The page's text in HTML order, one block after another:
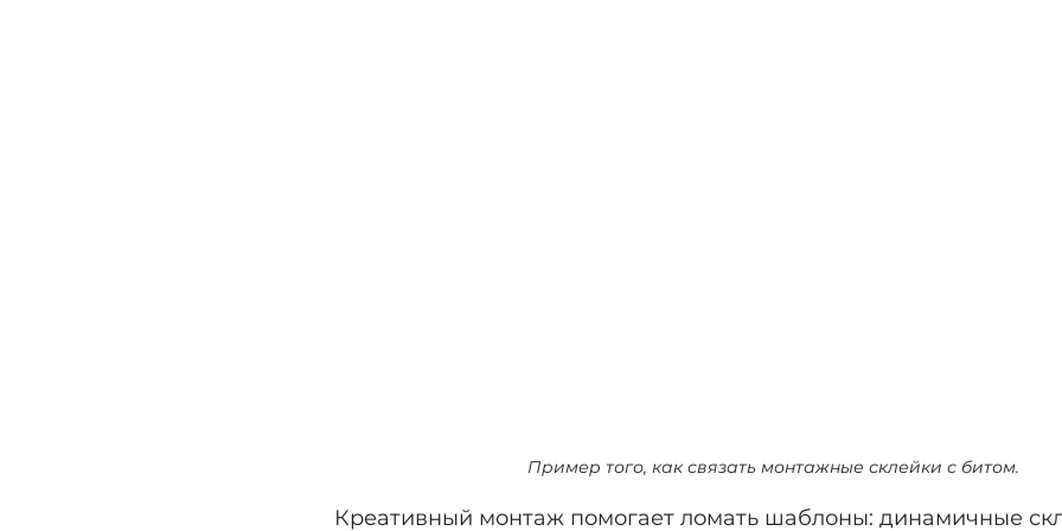
Пример того, как связать монтажные склейки с битом.
Креативный монтаж помогает ломать шаблоны: динамичные